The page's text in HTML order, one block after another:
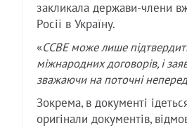
закликала держави-члени
Росії в Україну.
«CCBE може лише
міжнародних договорів, і
зважаючи на поточні
Зокрема, в документі
оригінали документів,